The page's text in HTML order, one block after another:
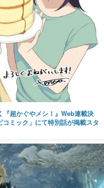
『超かぐやメシ！』Web連載決
ミック」にて特別話が掲載スタ